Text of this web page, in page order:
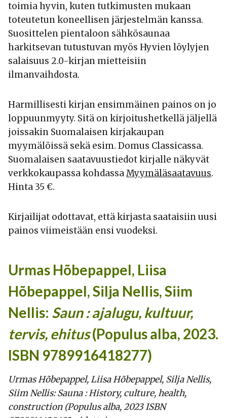
toimia hyvin, kuten tutkimusten mukaan
toteutetun koneellisen järjestelmän kanssa.
Suosittelen pientaloon sähkösaunaa
harkitsevan tutustuvan myös Hyvien löylyjen
salaisuus 2.0-kirjan mietteisiin
ilmanvaihdosta.
Harmillisesti kirjan ensimmäinen painos on jo
loppuunmyyty. Sitä on kirjoitushetkellä jäljellä
joissakin Suomalaisen kirjakaupan
myymälöissä sekä esim. Domus Classicassa.
Suomalaisen saatavuustiedot kirjalle näkyvät
verkkokaupassa kohdassaMyymäläsaatavuus.
Hinta 35 €.
Kirjailijat odottavat, että kirjasta saataisiin uusi
painos viimeistään ensi vuodeksi.
Urmas Hõbepappel, Liisa
Hõbepappel, Silja Nellis, Siim
Nellis: Saun : ajalugu, kultuur,
tervis, ehitus(Populus alba, 2023.
ISBN 9789916418277)
Urmas Hõbepappel, Liisa Hõbepappel, Silja Nellis,
Siim Nellis: Sauna : History, culture, health,
construction (Populus alba, 2023 ISBN